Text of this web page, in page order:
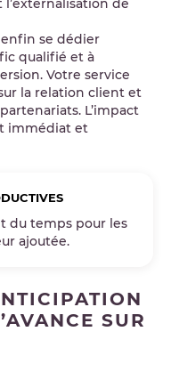
de
se dédier
qualifié et à
Votre service
la relation client et
L’impact
immédiat et
du temps pour les
ajoutée.
SUR